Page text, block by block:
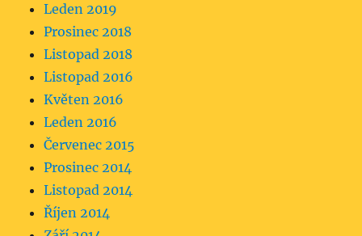
Leden 2019
Prosinec 2018
Listopad 2018
Listopad 2016
Květen 2016
Leden 2016
Červenec 2015
Prosinec 2014
Listopad 2014
Říjen 2014